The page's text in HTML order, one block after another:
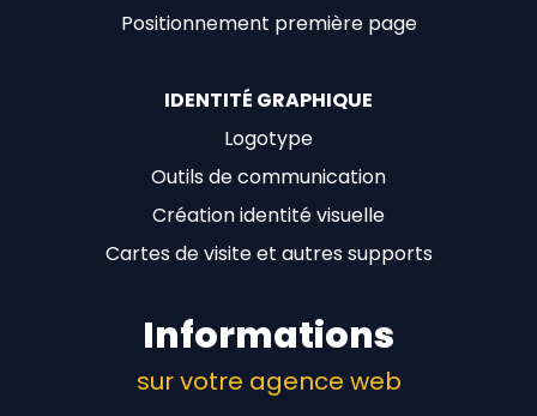
Positionnement première page
IDENTITÉ GRAPHIQUE
Logotype
Outils de communication
Création identité visuelle
Cartes de visite et autres supports
Informations
sur votre agence web